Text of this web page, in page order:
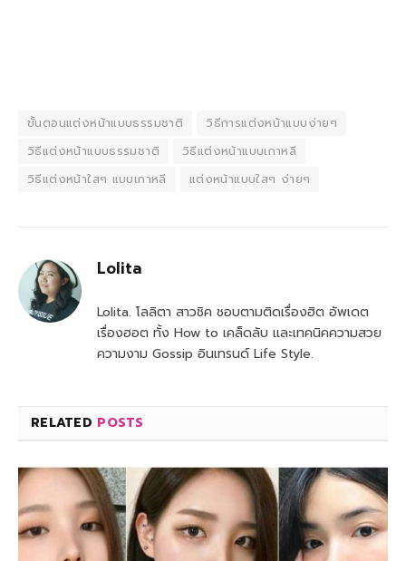
ขั้นตอนแต่งหน้าแบบธรรมชาติ
วิธีการแต่งหน้าแบบง่ายๆ
วิธีแต่งหน้าแบบธรรมชาติ
วิธีแต่งหน้าแบบเกาหลี
วิธีแต่งหน้าใสๆ แบบเกาหลี
แต่งหน้าแบบใสๆ ง่ายๆ
Lolita
Lolita. โลลิตา สาวชิค ชอบตามติดเรื่องฮิต อัพเดต
เรื่องฮอต ทั้ง How to เคล็ดลับ และเทคนิคความสวย
ความงาม Gossip อินเทรนด์ Life Style.
RELATED POSTS